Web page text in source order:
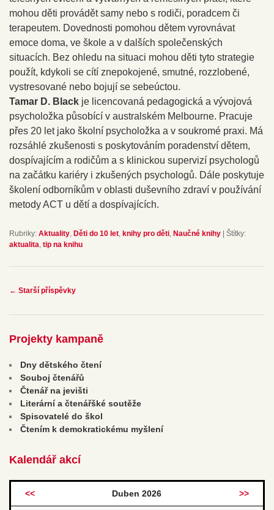
mohou děti provádět samy nebo s rodiči, poradcem či
terapeutem. Dovednosti pomohou dětem vyrovnávat
emoce doma, ve škole a v dalších společenských
situacích. Bez ohledu na situaci mohou děti tyto strategie
použít, kdykoli se cítí znepokojené, smutné, rozzlobené,
vystresované nebo bojují se sebeúctou.
Tamar D. Black je licencovaná pedagogická a vývojová
psycholožka působící v australském Melbourne. Pracuje
přes 20 let jako školní psycholožka a v soukromé praxi. Má
rozsáhlé zkušenosti s poskytováním poradenství dětem,
dospívajícím a rodičům a s klinickou supervizí psychologů
na začátku kariéry i zkušených psychologů. Dále poskytuje
školení odborníkům v oblasti duševního zdraví v používání
metody ACT u dětí a dospívajících.
Rubriky: Aktuality Děti do 10 let knihy pro děti Naučné knihy | Štítky:
aktualita tip na knihu
Navigace
← Starší příspěvky
Projekty kampaně
Dny dětského čtení
Souboj čtenářů
Čtenář na jevišti
Literární a čtenářšké soutěže
Spisovatelé do škol
Čtením k demokratickému myšlení
Kalendář akcí
<< Duben 2026 >>